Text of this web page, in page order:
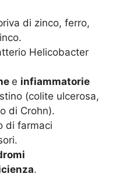
di zinco, ferro,
Helicobacter
e infiammatorie
(colite ulcerosa,
di Crohn).
di farmaci
.